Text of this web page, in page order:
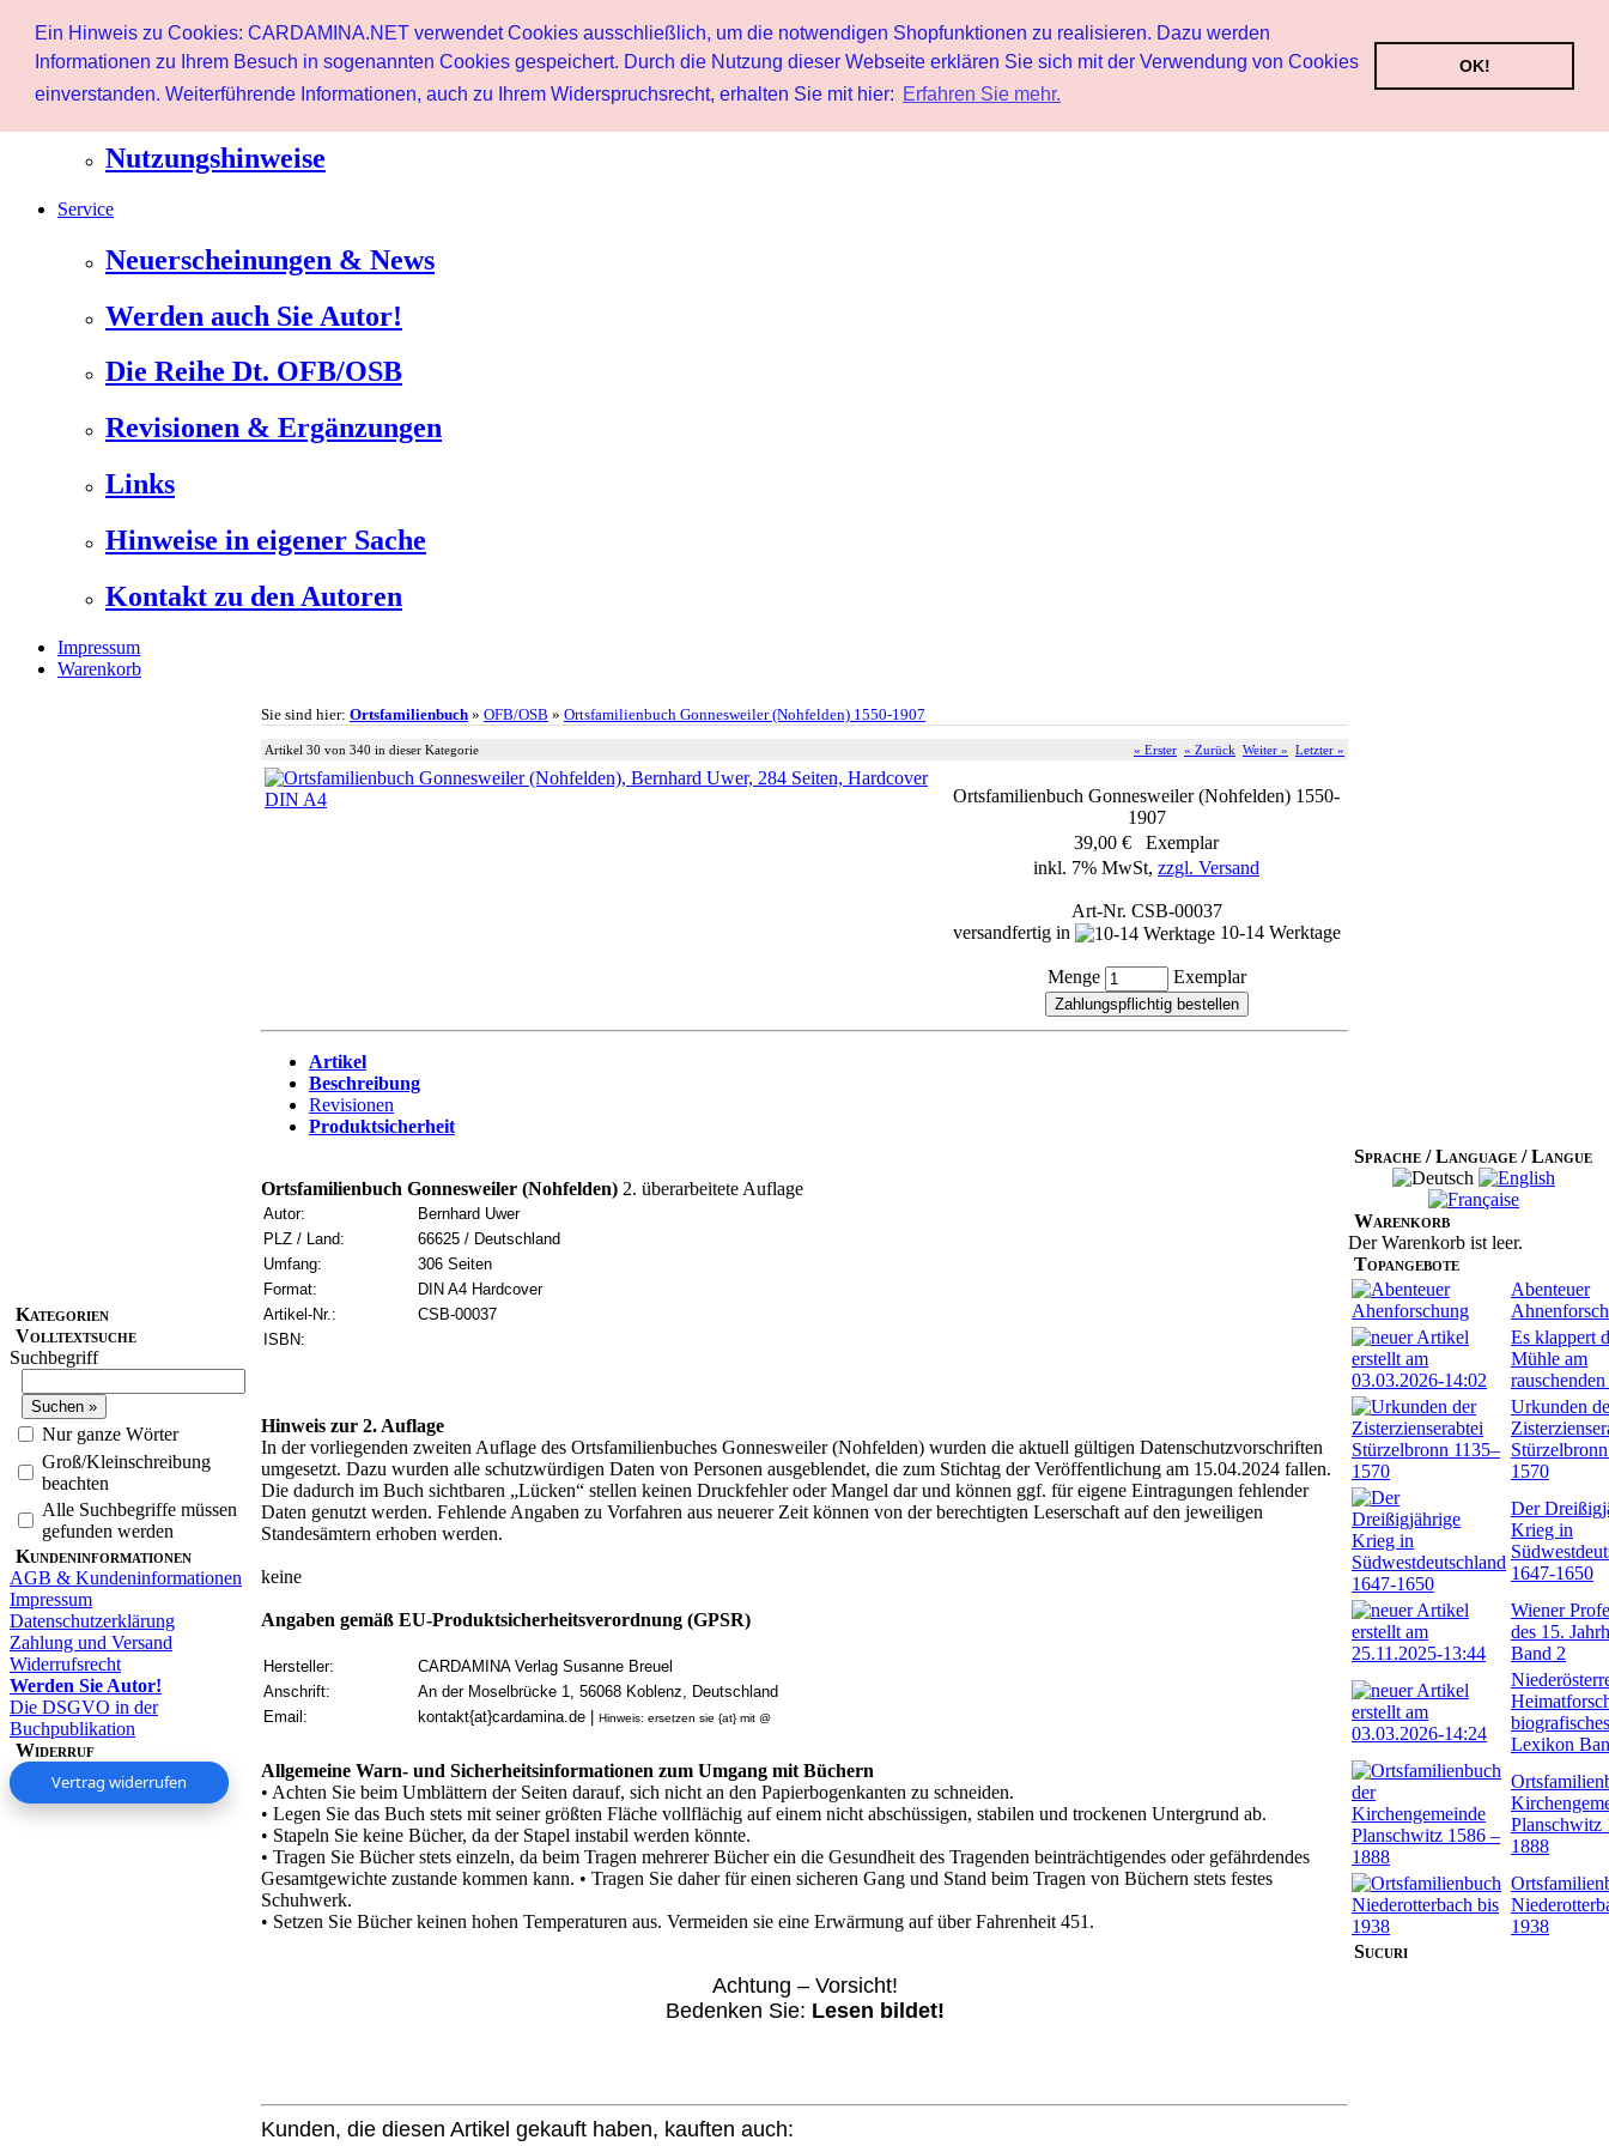
Ein Hinweis zu Cookies: CARDAMINA.NET verwendet Cookies ausschließlich, um die notwendigen Shopfunktionen zu realisieren. Dazu werden
Informationen zu Ihrem Besuch in sogenannten Cookies gespeichert. Durch die Nutzung dieser Webseite erklären Sie sich mit der Verwendung von Cookies
einverstanden. Weiterführende Informationen, auch zu Ihrem Widerspruchsrecht, erhalten Sie mit hier: Erfahren Sie mehr.
OK!
Start
Benutzer
Newsletter
Nutzungshinweise
Service
Neuerscheinungen & News
Werden auch Sie Autor!
Die Reihe Dt. OFB/OSB
Revisionen & Ergänzungen
Links
Hinweise in eigener Sache
Kontakt zu den Autoren
Impressum
Warenkorb
Kategorien
Volltextsuche
Suchbegriff
Nur ganze Wörter
Groß/Kleinschreibung
beachten
Alle Suchbegriffe müssen
gefunden werden
Kundeninformationen
AGB & Kundeninformationen
Impressum
Datenschutzerklärung
Zahlung und Versand
Widerrufsrecht
Werden Sie Autor!
Die DSGVO in der
Buchpublikation
Widerruf
Vertrag widerrufen
Sie sind hier: Ortsfamilienbuch » OFB/OSB » Ortsfamilienbuch Gonnesweiler (Nohfelden) 1550-1907
Artikel 30 von 340 in dieser Kategorie « Erster « Zurück Weiter » Letzter »
Ortsfamilienbuch Gonnesweiler (Nohfelden) 1550-
1907
39,00 € Exemplar
inkl. 7% MwSt, zzgl. Versand
Art-Nr. CSB-00037
versandfertig in
10-14 Werktage
Menge Exemplar
Artikel
Beschreibung
Revisionen
Produktsicherheit
Ortsfamilienbuch Gonnesweiler (Nohfelden) 2. überarbeitete Auflage
Autor:
Bernhard Uwer
PLZ / Land:
66625 / Deutschland
Umfang:
306 Seiten
Format:
DIN A4 Hardcover
Artikel-Nr.:
CSB-00037
ISBN:
Hinweis zur 2. Auflage
In der vorliegenden zweiten Auflage des Ortsfamilienbuches Gonnesweiler (Nohfelden) wurden die aktuell gültigen Datenschutzvorschriften
umgesetzt. Dazu wurden alle schutzwürdigen Daten von Personen ausgeblendet, die zum Stichtag der Veröffentlichung am 15.04.2024 fallen.
Die dadurch im Buch sichtbaren „Lücken“ stellen keinen Druckfehler oder Mangel dar und können ggf. für eigene Eintragungen fehlender
Daten genutzt werden. Fehlende Angaben zu Vorfahren aus neuerer Zeit können von der berechtigten Leserschaft auf den jeweiligen
Standesämtern erhoben werden.
keine
Angaben gemäß EU-Produktsicherheitsverordnung (GPSR)
Hersteller:
CARDAMINA Verlag Susanne Breuel
Anschrift:
An der Moselbrücke 1, 56068 Koblenz, Deutschland
Email:
kontakt{at}cardamina.de | Hinweis: ersetzen sie {at} mit @
Allgemeine Warn- und Sicherheitsinformationen zum Umgang mit Büchern
• Achten Sie beim Umblättern der Seiten darauf, sich nicht an den Papierbogenkanten zu schneiden.
• Legen Sie das Buch stets mit seiner größten Fläche vollflächig auf einem nicht abschüssigen, stabilen und trockenen Untergrund ab.
• Stapeln Sie keine Bücher, da der Stapel instabil werden könnte.
• Tragen Sie Bücher stets einzeln, da beim Tragen mehrerer Bücher ein die Gesundheit des Tragenden beinträchtigendes oder gefährdendes
Gesamtgewichte zustande kommen kann. • Tragen Sie daher für einen sicheren Gang und Stand beim Tragen von Büchern stets festes
Schuhwerk.
• Setzen Sie Bücher keinen hohen Temperaturen aus. Vermeiden sie eine Erwärmung auf über Fahrenheit 451.
Achtung – Vorsicht!
Bedenken Sie: Lesen bildet!
Kunden, die diesen Artikel gekauft haben, kauften auch:
Sprache / Language / Langue
Warenkorb
Der Warenkorb ist leer.
Topangebote
Abenteuer
Es klappert
Mühle am
Urkunden
1570
Der
Krieg in
1647-1650
Wiener
des 15.
Band 2
biografisches
Lexikon
Planschwitz
1888
1938
Sucuri